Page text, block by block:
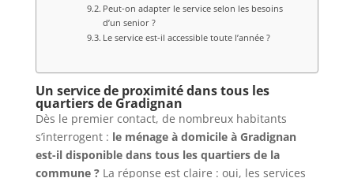
Peut-on adapter le service selon les besoins
d’un senior ?
Le service est-il accessible toute l’année ?
Un service de proximité dans tous les
quartiers de Gradignan
Dès le premier contact, de nombreux habitants
s’interrogent : le ménage à domicile à Gradignan
est-il disponible dans tous les quartiers de la
commune ?La réponse est claire : oui, les services